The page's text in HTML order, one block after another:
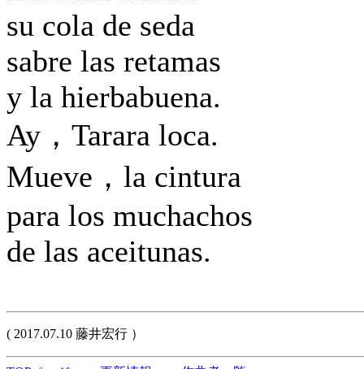
su cola de seda
sabre las retamas
y la hierbabuena.
Ay，Tarara loca.
Mueve，la cintura
para los muchachos
de las aceitunas.
( 2017.07.10 藤井宏行 ）